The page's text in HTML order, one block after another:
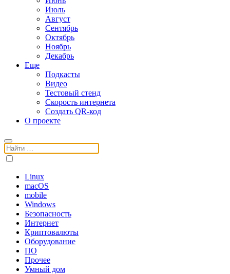
Июль
Август
Сентябрь
Октябрь
Ноябрь
Декабрь
Еще
Подкасты
Видео
Тестовый стенд
Скорость интернета
Создать QR-код
О проекте
Поиск:
Linux
macOS
mobile
Windows
Безопасность
Интернет
Криптовалюты
Оборудование
ПО
Прочее
Умный дом